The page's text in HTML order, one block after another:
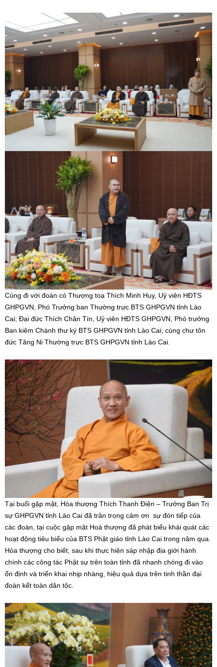
Cùng đi với đoàn có Thượng toạ Thích Minh Huy, Uỷ viên HĐTS
GHPGVN, Phó Trưởng ban Thường trực BTS GHPGVN tỉnh Lào
Cai; Đại đức Thích Chân Tín, Uỷ viên HĐTS GHPGVN, Phó trưởng
Ban kiêm Chánh thư ký BTS GHPGVN tỉnh Lào Cai; cùng chư tôn
đức Tăng Ni Thường trực BTS GHPGVN tỉnh Lào Cai.
Tại buổi gặp mặt, Hòa thượng Thích Thanh Điện – Trưởng Ban Trị
sự GHPGVN tỉnh Lào Cai đã trân trọng cảm ơn sự đón tiếp của
các đoàn, tại cuộc gặp mặt Hoà thượng đã phát biểu khái quát các
hoạt động tiêu biểu của BTS Phật giáo tỉnh Lào Cai trong năm qua.
Hòa thượng cho biết, sau khi thực hiện sáp nhập địa giới hành
chính các công tác Phật sự trên toàn tỉnh đã nhanh chóng đi vào
ổn định và triển khai nhịp nhàng, hiệu quả dựa trên tinh thần đại
đoàn kết toàn dân tộc.